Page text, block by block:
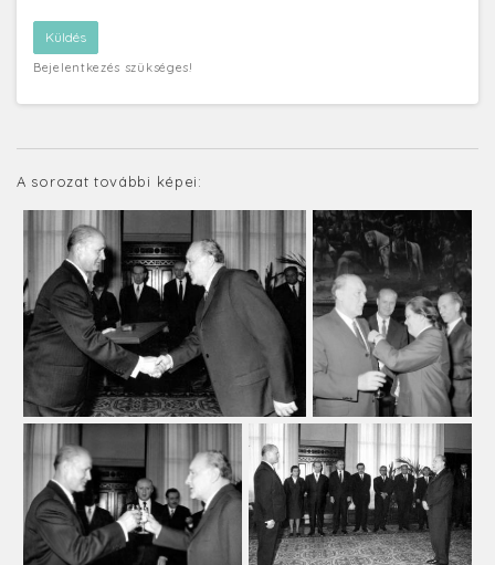
Bejelentkezés szükséges!
A sorozat további képei: